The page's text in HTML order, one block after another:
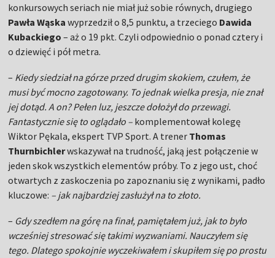
konkursowych seriach nie miał już sobie równych, drugiego
Pawła Wąska wyprzedził o 8,5 punktu, a trzeciego Dawida
Kubackiego – aż o 19 pkt. Czyli odpowiednio o ponad cztery i
o dziewięć i pół metra.
– Kiedy siedział na górze przed drugim skokiem, czułem, że
musi być mocno zagotowany. To jednak wielka presja, nie znał
jej dotąd. A on? Pełen luz, jeszcze dołożył do przewagi.
Fantastycznie się to oglądało – komplementował kolegę
Wiktor Pękala, ekspert TVP Sport. A trener Thomas
Thurnbichlerwskazywał na trudność, jaką jest połączenie w
jeden skok wszystkich elementów próby. To z jego ust, choć
otwartych z zaskoczenia po zapoznaniu się z wynikami, padło
kluczowe: – jak najbardziej zasłużył na to złoto.
– Gdy szedłem na górę na finał, pamiętałem już, jak to było
wcześniej stresować się takimi wyzwaniami. Nauczyłem się
tego. Dlatego spokojnie wyczekiwałem i skupiłem się po prostu